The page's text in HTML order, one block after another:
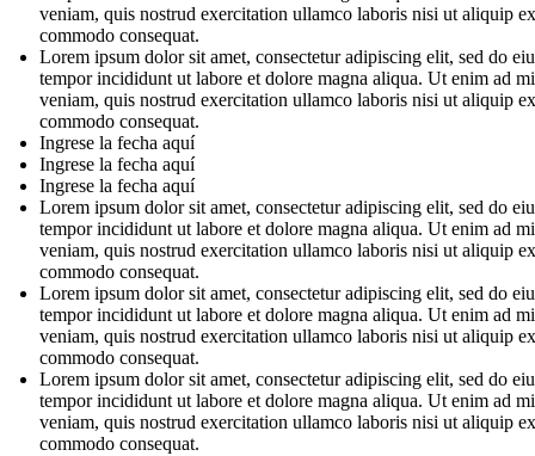
veniam, quis nostrud exercitation ullamco laboris nisi ut aliquip
commodo consequat.
Lorem ipsum dolor sit amet, consectetur adipiscing elit, sed do
tempor incididunt ut labore et dolore magna aliqua. Ut enim ad
veniam, quis nostrud exercitation ullamco laboris nisi ut aliquip
commodo consequat.
Ingrese la fecha aquí
Ingrese la fecha aquí
Ingrese la fecha aquí
Lorem ipsum dolor sit amet, consectetur adipiscing elit, sed do
tempor incididunt ut labore et dolore magna aliqua. Ut enim ad
veniam, quis nostrud exercitation ullamco laboris nisi ut aliquip
commodo consequat.
Lorem ipsum dolor sit amet, consectetur adipiscing elit, sed do
tempor incididunt ut labore et dolore magna aliqua. Ut enim ad
veniam, quis nostrud exercitation ullamco laboris nisi ut aliquip
commodo consequat.
Lorem ipsum dolor sit amet, consectetur adipiscing elit, sed do
tempor incididunt ut labore et dolore magna aliqua. Ut enim ad
veniam, quis nostrud exercitation ullamco laboris nisi ut aliquip
commodo consequat.